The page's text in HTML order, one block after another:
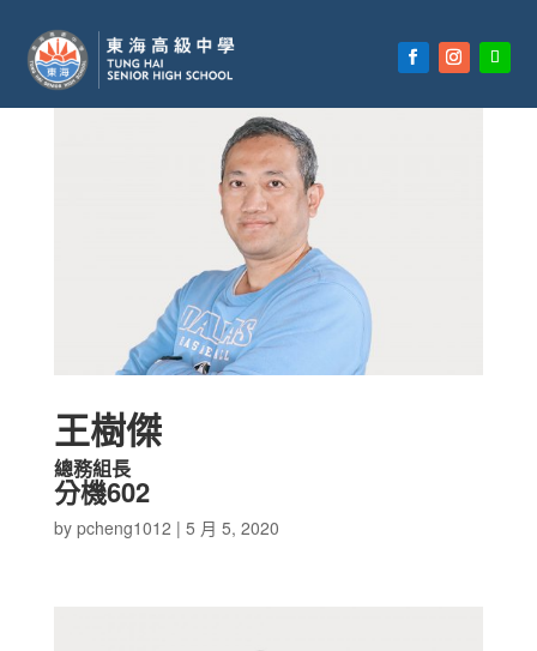
王樹傑
總務組長
分機602
by pcheng1012 | 5 月 5, 2020